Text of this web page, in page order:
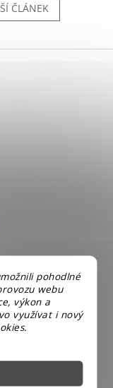
pohodlné
webu
výkon a
využívat i nový
ČLÁNEK